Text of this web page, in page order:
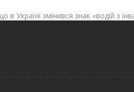
Україні змінився знак «водій з